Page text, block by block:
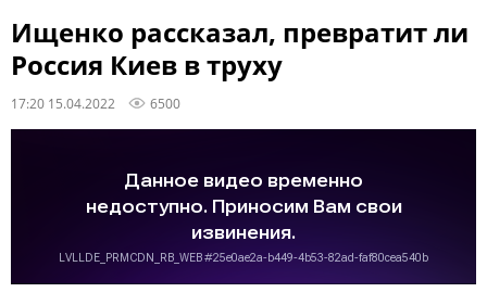
Ищенко рассказал, превратит ли
Россия Киев в труху
17:20 15.04.2022 6500